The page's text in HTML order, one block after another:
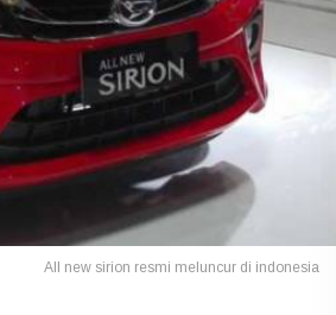
All new sirion resmi meluncur di indonesia